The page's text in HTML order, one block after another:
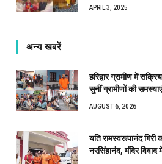
APRIL 3, 2025
अन्य खबरें
हरिद्वार ग्रामीण में
सुनीं ग्रामीणों की
AUGUST 6, 2026
यति रामस्वरूपानंद
नरसिंहानंद, मंदिर विवाद